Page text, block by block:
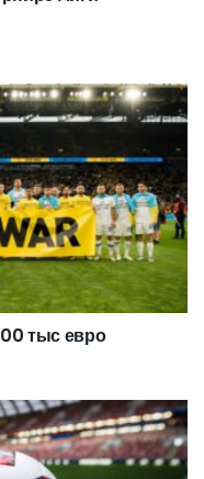
тыс евро